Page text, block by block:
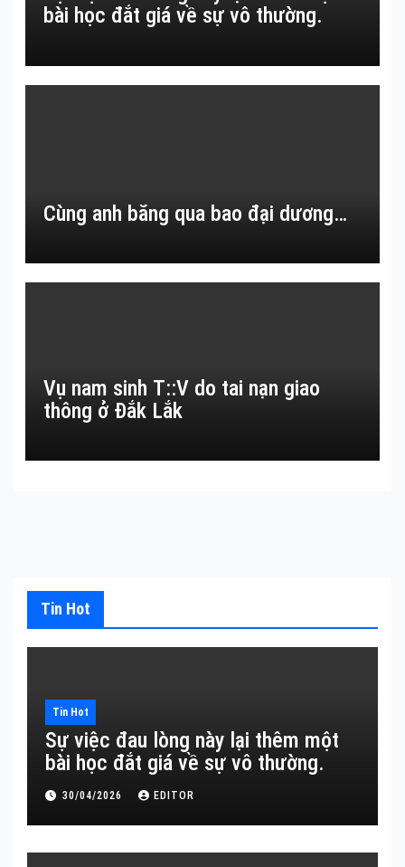
bài học đắt giá về sự vô thường.
Cùng anh băng qua bao đại dương…
Vụ nam sinh T::V do tai nạn giao
thông ở Đắk Lắk
Tin Hot
Tin Hot
Sự việc đau lòng này lại thêm một
bài học đắt giá về sự vô thường.
30/04/2026 EDITOR